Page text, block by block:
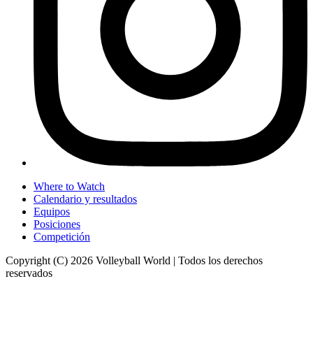
Where to Watch
Calendario y resultados
Equipos
Posiciones
Competición
Copyright (C) 2026 Volleyball World | Todos los derechos
reservados